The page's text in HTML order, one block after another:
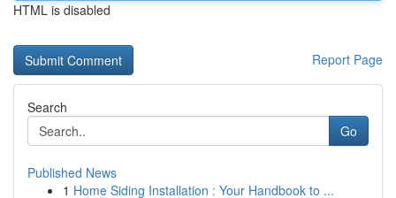
HTML is disabled
Report Page
Search
Go
Published News
1 Home Siding Installation : Your Handbook to ...